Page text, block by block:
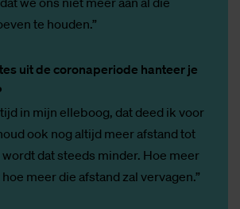
te houden.”
uit de coronaperiode hanteer je
in mijn elleboog, dat deed ik voor
ook nog altijd meer afstand tot
dat steeds minder. Hoe meer
meer die afstand zal vervagen.”